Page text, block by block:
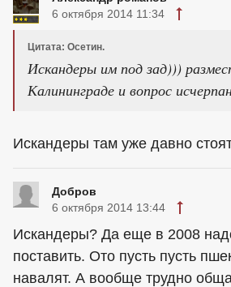
6 октября 2014 11:34
Цитата: Осетин.
Искандеры им под зад)))
Калининграде и вопрос
Искандеры там уже давно
Добров
6 октября 2014 13:44
Искандеры? Да еще в 2008
поставить. Ото пусть пусть
навалят. А вообще трудно